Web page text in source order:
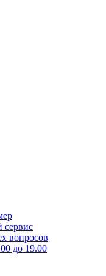
сервис
вопросов
до 19.00